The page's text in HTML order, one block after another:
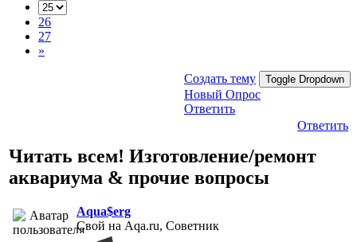
26
27
»
Создать тему Toggle Dropdown
Новый Опрос
Ответить
Ответить
Читать всем! Изготовление/ремонт
аквариума & прочие вопросы
Aqua$erg
Свой на Aqa.ru, Советник